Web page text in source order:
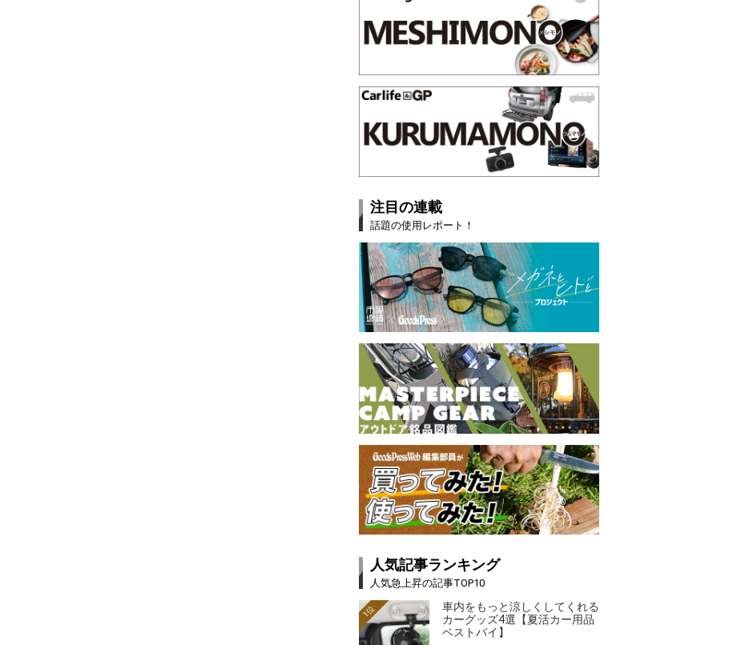
注目の連載
話題の使用レポート！
人気記事ランキング
人気急上昇の記事TOP10
車内をもっと涼しくしてくれる
カーグッズ4選【夏活カー用品
ベストバイ】
1位